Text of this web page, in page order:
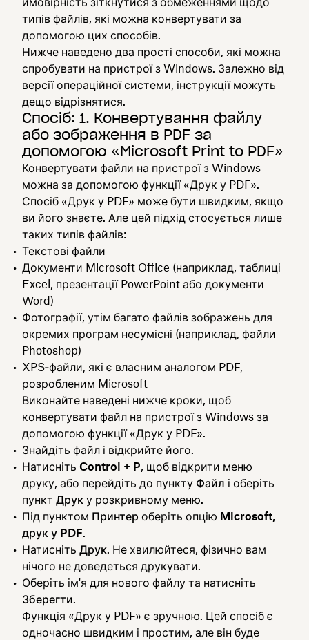
типів файлів, які можна конвертувати за
допомогою цих способів.
Нижче наведено два прості способи, які можна
спробувати на пристрої з Windows. Залежно від
версії операційної системи, інструкції можуть
дещо відрізнятися.
Спосіб: 1. Конвертування файлу
або зображення в PDF за
допомогою «Microsoft Print to PDF»
Конвертувати файли на пристрої з Windows
можна за допомогою функції «Друк у PDF».
Спосіб «Друк у PDF» може бути швидким, якщо
ви його знаєте. Але цей підхід стосується лише
таких типів файлів:
Текстові файли
Документи Microsoft Office (наприклад, таблиці
Excel, презентації PowerPoint або документи
Word)
Фотографії, утім багато файлів зображень для
окремих програм несумісні (наприклад, файли
Photoshop)
XPS‑файли, які є власним аналогом PDF,
розробленим Microsoft
Виконайте наведені нижче кроки, щоб
конвертувати файл на пристрої з Windows за
допомогою функції «Друк у PDF».
Знайдіть файл і відкрийте його.
Натисніть Control + P, щоб відкрити меню
друку, або перейдіть до пункту Файл і оберіть
пункт Друк у розкривному меню.
Під пунктом Принтер оберіть опцію Microsoft,
друк у PDF.
Натисніть Друк. Не хвилюйтеся, фізично вам
нічого не доведеться друкувати.
Оберіть ім'я для нового файлу та натисніть
Зберегти.
Функція «Друк у PDF» є зручною. Цей спосіб є
одночасно швидким і простим, але він буде